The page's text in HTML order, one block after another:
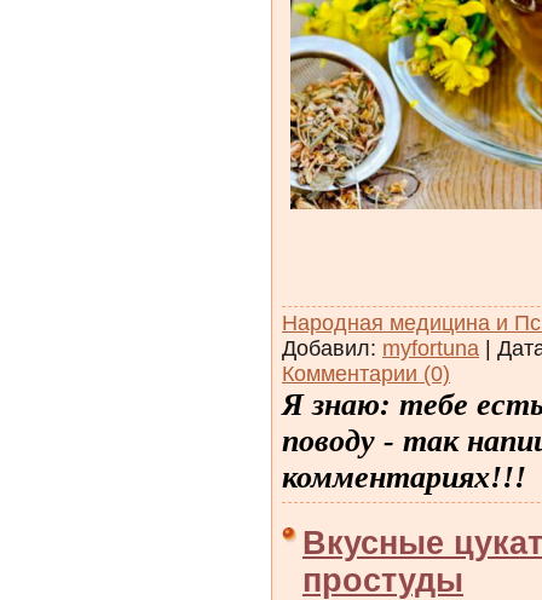
Народная медицина и
Добавил: myfortuna |
Комментарии (0)
Я знаю: тебе
поводу - так
комментариях!!!
Вкусные
простуды